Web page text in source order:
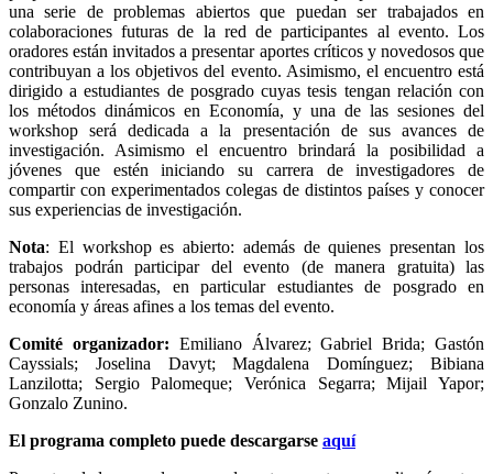
una serie de problemas abiertos que puedan ser trabajados en
colaboraciones futuras de la red de participantes al evento. Los
oradores están invitados a presentar aportes críticos y novedosos que
contribuyan a los objetivos del evento. Asimismo, el encuentro está
dirigido a estudiantes de posgrado cuyas tesis tengan relación con
los métodos dinámicos en Economía, y una de las sesiones del
workshop será dedicada a la presentación de sus avances de
investigación. Asimismo el encuentro brindará la posibilidad a
jóvenes que estén iniciando su carrera de investigadores de
compartir con experimentados colegas de distintos países y conocer
sus experiencias de investigación.
Nota: El workshop es abierto: además de quienes presentan los
trabajos podrán participar del evento (de manera gratuita) las
personas interesadas, en particular estudiantes de posgrado en
economía y áreas afines a los temas del evento.
Comité organizador: Emiliano Álvarez; Gabriel Brida; Gastón
Cayssials; Joselina Davyt; Magdalena Domínguez; Bibiana
Lanzilotta; Sergio Palomeque; Verónica Segarra; Mijail Yapor;
Gonzalo Zunino.
El programa completo puede descargarse aquí